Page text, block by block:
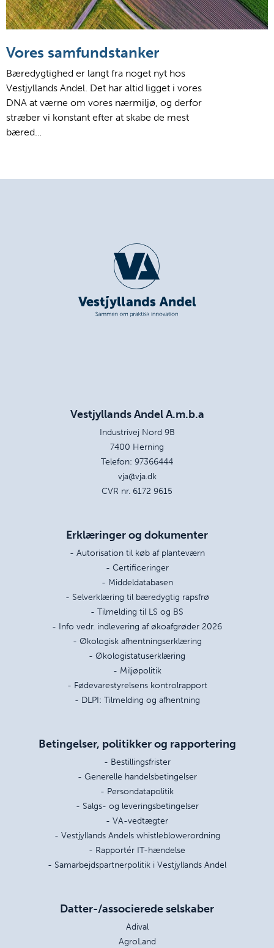
Vores samfundstanker
Bæredygtighed er langt fra noget nyt hos
Vestjyllands Andel. Det har altid ligget i vores
DNA at værne om vores nærmiljø, og derfor
stræber vi konstant efter at skabe de mest
bæred…
Vestjyllands Andel A.m.b.a
Industrivej Nord 9B
7400 Herning
Telefon: 97366444
vja@vja.dk
CVR nr. 6172 9615
Erklæringer og dokumenter
- Autorisation til køb af planteværn
- Certificeringer
- Middeldatabasen
- Selverklæring til bæredygtig rapsfrø
- Tilmelding til LS og BS
- Info vedr. indlevering af økoafgrøder 2026
- Økologisk afhentningserklæring
- Økologistatuserklæring
- Miljøpolitik
- Fødevarestyrelsens kontrolrapport
- DLPI: Tilmelding og afhentning
Betingelser, politikker og rapportering
- Bestillingsfrister
- Generelle handelsbetingelser
- Persondatapolitik
- Salgs- og leveringsbetingelser
- VA-vedtægter
- Vestjyllands Andels whistleblowerordning
- Rapportér IT-hændelse
- Samarbejdspartnerpolitik i Vestjyllands Andel
Datter-/associerede selskaber
Adival
AgroLand